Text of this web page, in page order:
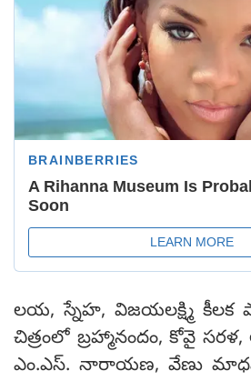
లయ, స్నేహ, విజయలక్ష్మి కీలక
చిత్రంలో బ్రహ్మానందం, కోవై
ఎం.ఎస్. నారాయణ, వేణు మాధవ్